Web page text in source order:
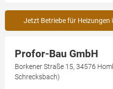
Jetzt Betriebe für Heizungen
Profor-Bau GmbH
Borkener Straße 15, 34576
Schrecksbach)